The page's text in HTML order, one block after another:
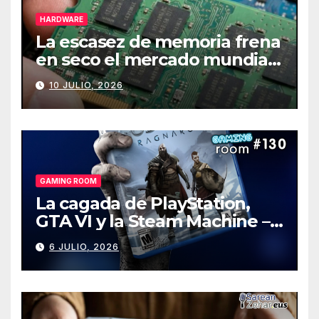
HARDWARE
La escasez de memoria frena
en seco el mercado mundial
de PCs
10 JULIO, 2026
GAMING ROOM
La cagada de PlayStation,
GTA VI y la Steam Machine –
Gaming Room #130
6 JULIO, 2026